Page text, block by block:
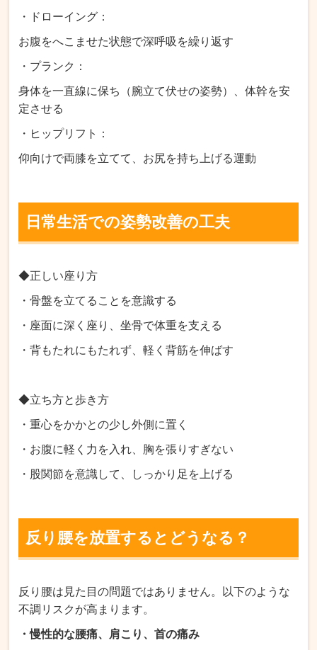
・ドローイング：
お腹をへこませた状態で深呼吸を繰り返す
・プランク：
身体を一直線に保ち（腕立て伏せの姿勢）、体幹を安
定させる
・ヒップリフト：
仰向けで両膝を立てて、お尻を持ち上げる運動
日常生活での姿勢改善の工夫
◆正しい座り方
・骨盤を立てることを意識する
・座面に深く座り、坐骨で体重を支える
・背もたれにもたれず、軽く背筋を伸ばす
◆立ち方と歩き方
・重心をかかとの少し外側に置く
・お腹に軽く力を入れ、胸を張りすぎない
・股関節を意識して、しっかり足を上げる
反り腰を放置するとどうなる？
反り腰は見た目の問題ではありません。以下のような
不調リスクが高まります。
・慢性的な腰痛、肩こり、首の痛み